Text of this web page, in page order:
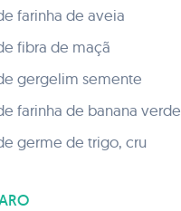
farinha de aveia
fibra de maçã
gergelim semente
farinha de banana verde
germe de trigo, cru